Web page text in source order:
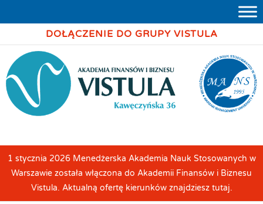
DOŁĄCZENIE DO GRUPY VISTULA
1 stycznia 2026 Menedżerska Akademia Nauk Stosowanych w
Warszawie została włączona do Akademii Finansów i Biznesu
Vistula. Aktualną ofertę kierunków znajdziesz tutaj.